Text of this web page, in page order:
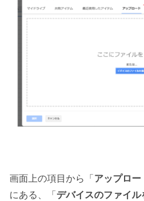
画面上の項目から「 アップロー
にある、「 デバイスのファイル